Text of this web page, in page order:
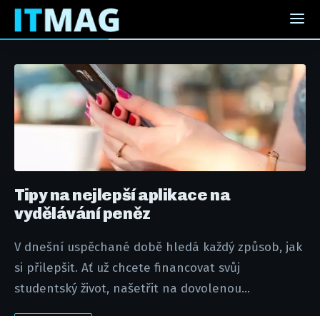
Tipy na nejlepší aplikace na
vydělávání peněz
V dnešní uspěchané době hledá každý způsob, jak
si přilepšit. Ať už chcete financovat svůj
studentský život, našetřit na dovolenou...